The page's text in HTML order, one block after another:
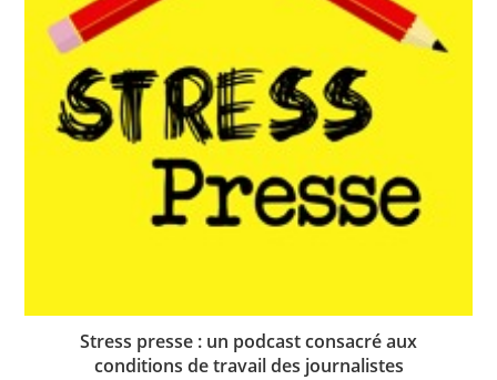
Stress presse : un podcast consacré aux
conditions de travail des journalistes